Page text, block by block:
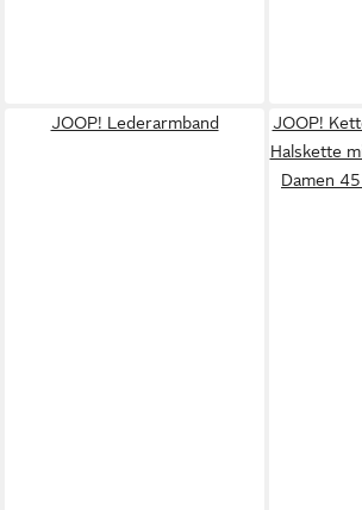
JOOP! Lederarmband
JOOP!
Halskette
Damen